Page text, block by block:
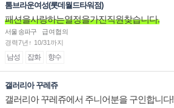
톰브라운여성(롯데월드타워점)
패션을사랑하는열정을가진직원찾습니다.
서울 송파구
급여협의
경력7년↑ 10/31까지
남성 잡화 향수
갤러리아 꾸레쥬
갤러리아 꾸레쥬에서 주니어분을 구인합니다!